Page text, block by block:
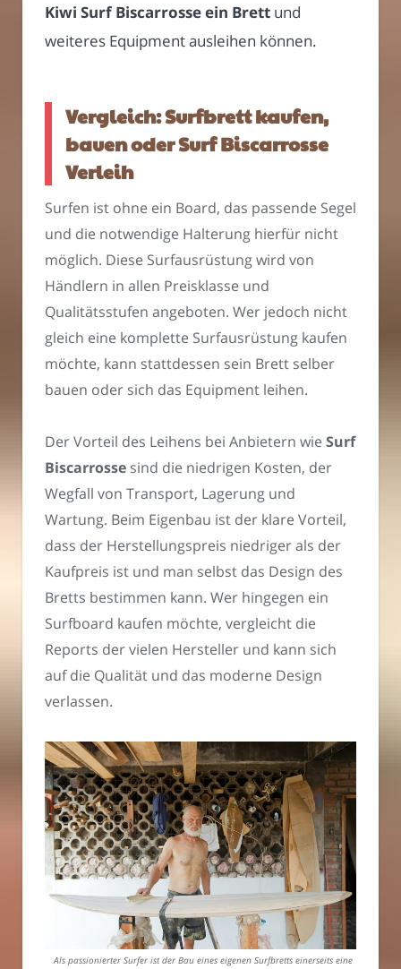
Kiwi Surf Biscarrosse ein Brett und
weiteres Equipment ausleihen können.
Vergleich: Surfbrett kaufen,
bauen oder Surf Biscarrosse
Verleih
Surfen ist ohne ein Board, das passende Segel
und die notwendige Halterung hierfür nicht
möglich. Diese Surfausrüstung wird von
Händlern in allen Preisklasse und
Qualitätsstufen angeboten. Wer jedoch nicht
gleich eine komplette Surfausrüstung kaufen
möchte, kann stattdessen sein Brett selber
bauen oder sich das Equipment leihen.
Der Vorteil des Leihens bei Anbietern wie Surf
Biscarrosse sind die niedrigen Kosten, der
Wegfall von Transport, Lagerung und
Wartung. Beim Eigenbau ist der klare Vorteil,
dass der Herstellungspreis niedriger als der
Kaufpreis ist und man selbst das Design des
Bretts bestimmen kann. Wer hingegen ein
Surfboard kaufen möchte, vergleicht die
Reports der vielen Hersteller und kann sich
auf die Qualität und das moderne Design
verlassen.
Als passionierter Surfer ist der Bau eines eigenen Surfbretts einerseits eine